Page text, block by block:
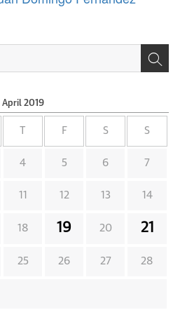
April 2019
F S S
4 5 6 7
11 12 13 14
18 19 20 21
25 26 27 28